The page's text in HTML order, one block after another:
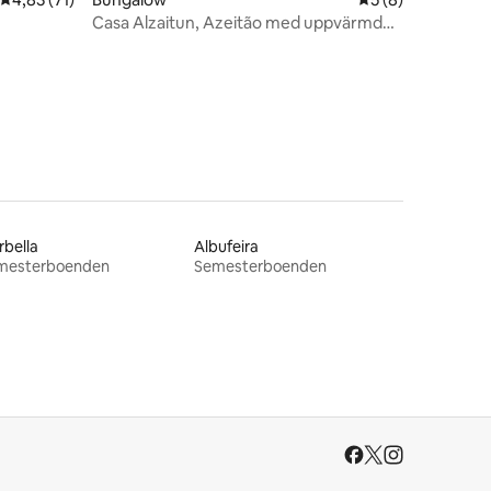
Casa Alzaitun, Azeitão med uppvärmd
Albufeira
Semesterboenden